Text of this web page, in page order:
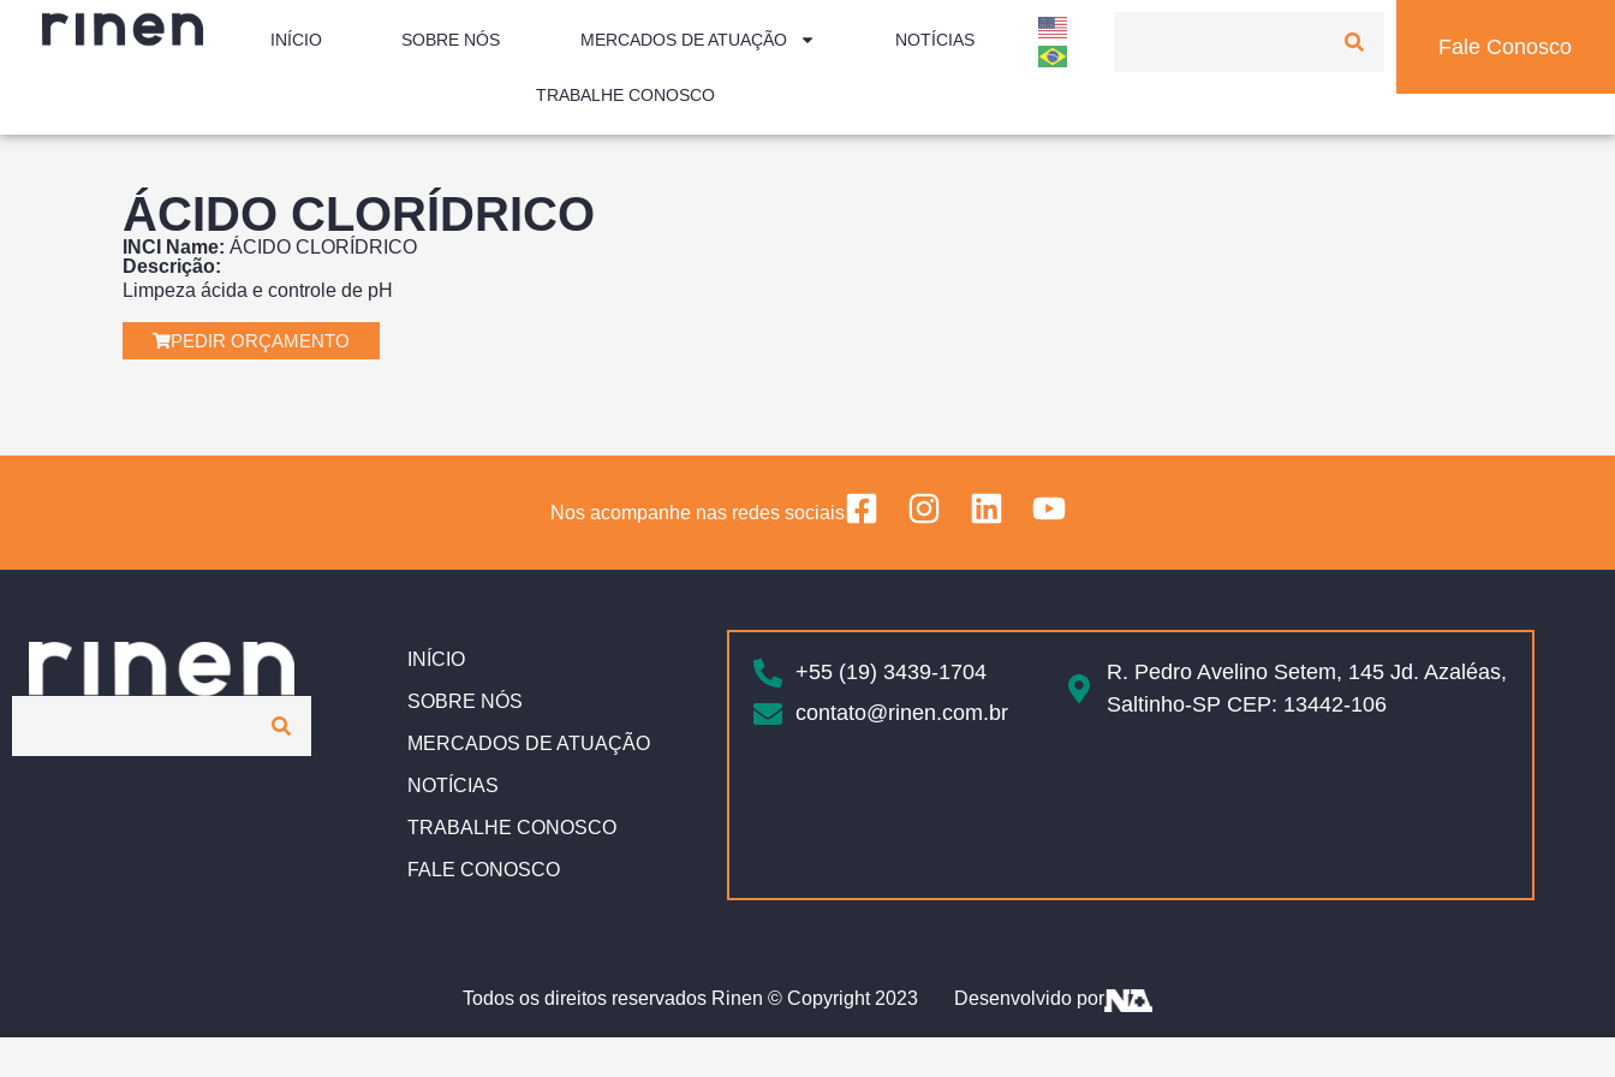
INÍCIO SOBRE NÓS MERCADOS DE ATUAÇÃO NOTÍCIAS
TRABALHE CONOSCO
Fale Conosco
ÁCIDO CLORÍDRICO
INCI Name: ÁCIDO CLORÍDRICO
Descrição:
Limpeza ácida e controle de pH
PEDIR ORÇAMENTO
Nos acompanhe nas redes sociais
INÍCIO
SOBRE NÓS
MERCADOS DE ATUAÇÃO
NOTÍCIAS
TRABALHE CONOSCO
FALE CONOSCO
+55 (19) 3439-1704
contato@rinen.com.br
R. Pedro Avelino Setem, 145 Jd. Azaléas,
Saltinho-SP CEP: 13442-106
Todos os direitos reservados Rinen © Copyright 2023 Desenvolvido por